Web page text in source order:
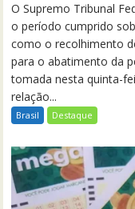
O Supremo Tribunal
o período cumprido
como o recolhimento
para o abatimento da
tomada nesta quinta-
relação...
Brasil Destaque